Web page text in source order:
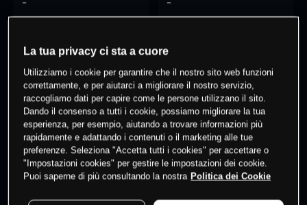
- -
% dei clienti hanno posizioni
questo prodotto
Fai trading
La tua privacy ci sta a cuore
Utilizziamo i cookie per garantire che il nostro sito web funzioni
correttamente, e per aiutarci a migliorare il nostro servizio,
raccogliamo dati per capire come le persone utilizzano il sito.
Dando il consenso a tutti i cookie, possiamo migliorare la tua
esperienza, per esempio, aiutando a trovare informazioni più
rapidamente e adattando i contenuti o il marketing alle tue
preferenze. Seleziona "Accetta tutti i cookies" per accettare o
"Impostazioni cookies" per gestire le impostazioni dei cookie.
Puoi saperne di più consultando la nostra Politica dei Cookie